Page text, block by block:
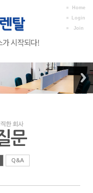
Home
Login
Join
가 시작되다!
문
Q&A